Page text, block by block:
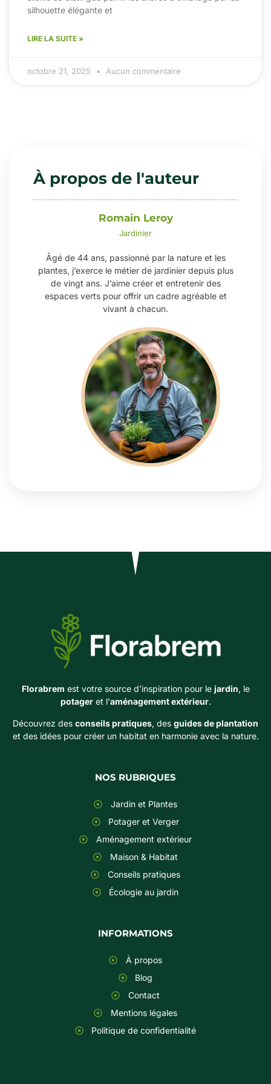
silhouette élégante et
LIRE LA SUITE »
octobre 21, 2025 Aucun commentaire
À propos de l'auteur
Romain Leroy
Jardinier
Âgé de 44 ans, passionné par la nature et les
plantes, j’exerce le métier de jardinier depuis plus
de vingt ans. J’aime créer et entretenir des
espaces verts pour offrir un cadre agréable et
vivant à chacun.
Florabrem est votre source d’inspiration pour le jardin, le
potageret l’aménagement extérieur.
Découvrez des conseils pratiques, des guides de plantation
et des idées pour créer un habitat en harmonie avec la nature.
NOS RUBRIQUES
Jardin et Plantes
Potager et Verger
Aménagement extérieur
Maison & Habitat
Conseils pratiques
Écologie au jardin
INFORMATIONS
À propos
Blog
Contact
Mentions légales
Politique de confidentialité